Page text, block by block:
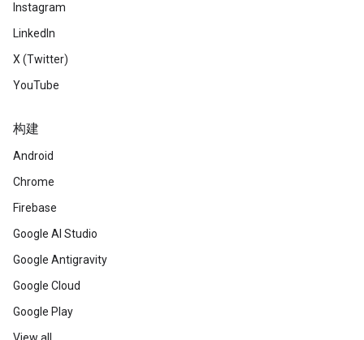
Instagram
LinkedIn
X (Twitter)
YouTube
构建
Android
Chrome
Firebase
Google AI Studio
Google Antigravity
Google Cloud
Google Play